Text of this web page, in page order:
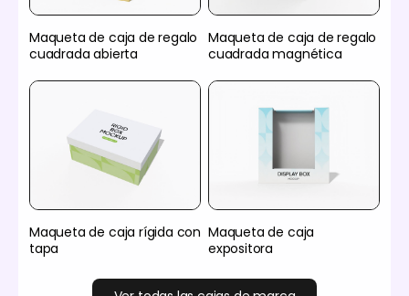
Maqueta de caja de regalo
cuadrada abierta
Maqueta de caja de regalo
cuadrada magnética
Maqueta de caja rígida con
tapa
Maqueta de caja
expositora